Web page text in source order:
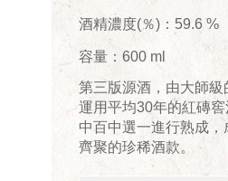
酒精濃度(％)：59.6 %
容量：600 ml
第三版源酒，由大師級
運用平均30年的紅磚
中百中選一進行熟成
齊聚的珍稀酒款。